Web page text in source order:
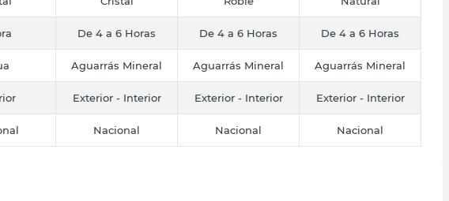
De 4 a 6 Horas De 4 a 6 Horas De 4 a 6 Horas
Aguarrás Mineral Aguarrás Mineral Aguarrás Mineral
Exterior - Interior Exterior - Interior Exterior - Interior
Nacional Nacional Nacional